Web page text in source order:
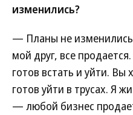
изменились?
— Планы не
мой друг, все
готов встать и уйти.
готов уйти в трусах. Я
— любой бизнес